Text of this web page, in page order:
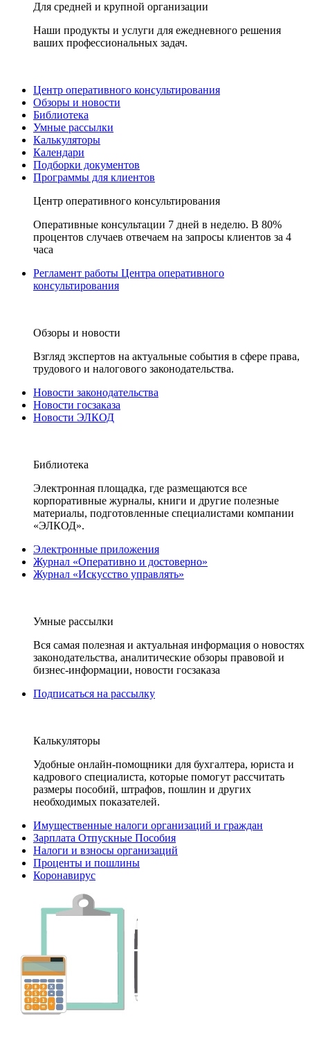
Для средней и крупной организации
Наши продукты и услуги для ежедневного решения
ваших профессиональных задач.
Центр оперативного консультирования
Обзоры и новости
Библиотека
Умные рассылки
Калькуляторы
Календари
Подборки документов
Программы для клиентов
Центр оперативного консультирования
Оперативные консультации 7 дней в неделю. В 80%
процентов случаев отвечаем на запросы клиентов за 4
часа
Регламент работы Центра оперативного
консультирования
Обзоры и новости
Взгляд экспертов на актуальные события в сфере права,
трудового и налогового законодательства.
Новости законодательства
Новости госзаказа
Новости ЭЛКОД
Библиотека
Электронная площадка, где размещаются все
корпоративные журналы, книги и другие полезные
материалы, подготовленные специалистами компании
«ЭЛКОД».
Электронные приложения
Журнал «Оперативно и достоверно»
Журнал «Искусство управлять»
Умные рассылки
Вся самая полезная и актуальная информация о новостях
законодательства, аналитические обзоры правовой и
бизнес-информации, новости госзаказа
Подписаться на рассылку
Калькуляторы
Удобные онлайн-помощники для бухгалтера, юриста и
кадрового специалиста, которые помогут рассчитать
размеры пособий, штрафов, пошлин и других
необходимых показателей.
Имущественные налоги организаций и граждан
Зарплата Отпускные Пособия
Налоги и взносы организаций
Проценты и пошлины
Коронавирус